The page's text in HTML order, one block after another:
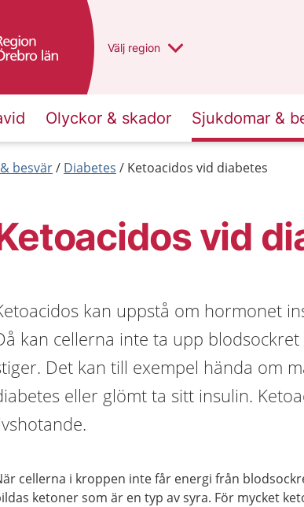
Du har valt region
Välj en annan
region
Olyckor & skador Sjukdomar &
besvär Diabetes Ketoacidos vid diabetes
vid
kan uppstå om hormonet
kan cellerna inte ta upp
Det kan till exempel hända om
eller glömt ta sitt insulin.
cellerna i kroppen inte får energi från
ketoner som är en typ av syra. För mycket